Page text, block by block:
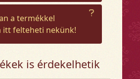
a termékkel
itt felteheti nekünk!
is érdekelhetik